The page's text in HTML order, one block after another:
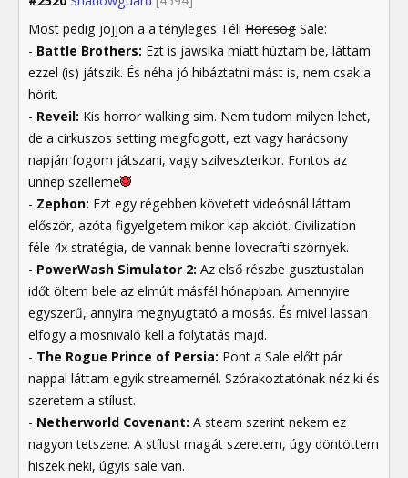
Most pedig jöjjön a a tényleges Téli Hörcsög Sale:
- Battle Brothers: Ezt is jawsika miatt húztam be, láttam
ezzel (is) játszik. És néha jó hibáztatni mást is, nem csak a
hörit.
- Reveil: Kis horror walking sim. Nem tudom milyen lehet,
de a cirkuszos setting megfogott, ezt vagy harácsony
napján fogom játszani, vagy szilveszterkor. Fontos az
ünnep szelleme
- Zephon: Ezt egy régebben követett videósnál láttam
először, azóta figyelgetem mikor kap akciót. Civilization
féle 4x stratégia, de vannak benne lovecrafti szörnyek.
- PowerWash Simulator 2: Az első részbe gusztustalan
időt öltem bele az elmúlt másfél hónapban. Amennyire
egyszerű, annyira megnyugtató a mosás. És mivel lassan
elfogy a mosnivaló kell a folytatás majd.
- The Rogue Prince of Persia: Pont a Sale előtt pár
nappal láttam egyik streamernél. Szórakoztatónak néz ki és
szeretem a stílust.
- Netherworld Covenant: A steam szerint nekem ez
nagyon tetszene. A stílust magát szeretem, úgy döntöttem
hiszek neki, úgyis sale van.